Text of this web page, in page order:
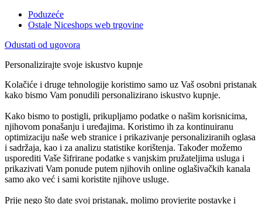
Poduzeće
Ostale Niceshops web trgovine
Odustati od ugovora
Personalizirajte svoje iskustvo kupnje
Kolačiće i druge tehnologije koristimo samo uz Vaš osobni pristanak
kako bismo Vam ponudili personalizirano iskustvo kupnje.
Kako bismo to postigli, prikupljamo podatke o našim korisnicima,
njihovom ponašanju i uređajima. Koristimo ih za kontinuiranu
optimizaciju naše web stranice i prikazivanje personaliziranih oglasa
i sadržaja, kao i za analizu statistike korištenja. Također možemo
usporediti Vaše šifrirane podatke s vanjskim pružateljima usluga i
prikazivati Vam ponude putem njihovih online oglašivačkih kanala
samo ako već i sami koristite njihove usluge.
Prije nego što date svoj pristanak, molimo provjerite postavke i